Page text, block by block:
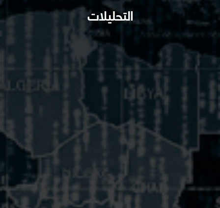
التحليلات